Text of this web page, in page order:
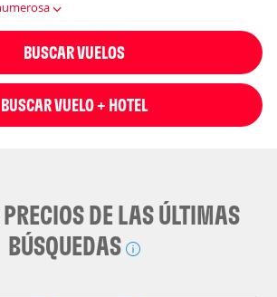
BUSCAR VUELOS
BUSCAR VUELO + HOTEL
DE LAS ÚLTIMAS
BÚSQUEDAS